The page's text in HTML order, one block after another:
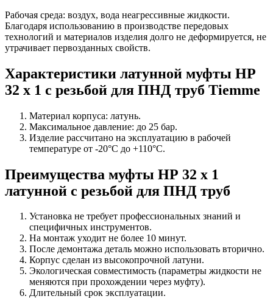
Рабочая среда: воздух, вода неагрессивные жидкости.
Благодаря использованию в производстве передовых
технологий и материалов изделия долго не деформируется, не
утрачивает первозданных свойств.
Характеристики латунной муфты НР
32 х 1 с резьбой для ПНД труб Tiemme
Материал корпуса: латунь.
Максимальное давление: до 25 бар.
Изделие рассчитано на эксплуатацию в рабочей
температуре от -20°C до +110°C.
Преимущества муфты НР 32 х 1
латунной с резьбой для ПНД труб
Установка не требует профессиональных знаний и
специфичных инструментов.
На монтаж уходит не более 10 минут.
После демонтажа деталь можно использовать вторично.
Корпус сделан из высокопрочной латуни.
Экологическая совместимость (параметры жидкости не
меняются при прохождении через муфту).
Длительный срок эксплуатации.